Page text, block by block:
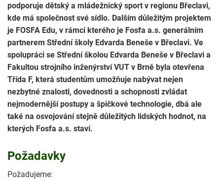
podporuje dětský a mládežnický sport v regionu Břeclavi,
kde má společnost své sídlo. Dalším důležitým projektem
je FOSFA Edu, v rámci kterého je Fosfa a.s. generálním
partnerem Střední školy Edvarda Beneše v Břeclavi. Ve
spolupráci se Střední školou Edvarda Beneše v Břeclavi a
Fakultou strojního inženýrství VUT v Brně byla otevřena
Třída F, která studentům umožňuje nabývat nejen
nezbytné znalosti, dovednosti a schopnosti zvládat
nejmodernější postupy a špičkové technologie, dbá ale
také na osvojování stejně důležitých lidských hodnot, na
kterých Fosfa a.s. staví.
Požadavky
Požadujeme: